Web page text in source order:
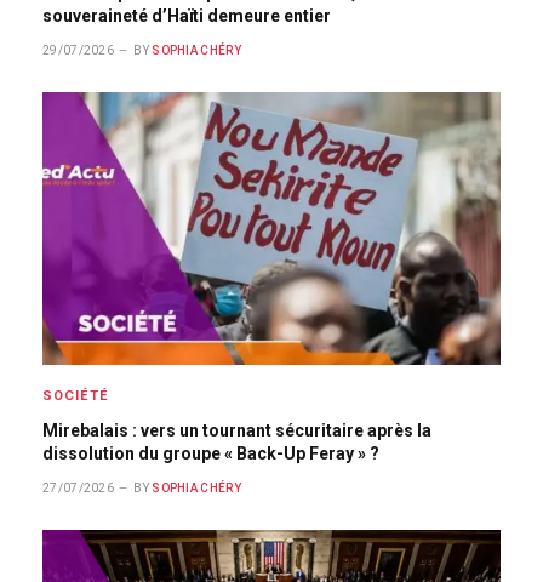
souveraineté d’Haïti demeure entier
29/07/2026 BY SOPHIA CHÉRY
SOCIÉTÉ
Mirebalais : vers un tournant sécuritaire après la
dissolution du groupe « Back-Up Feray » ?
27/07/2026 BY SOPHIA CHÉRY